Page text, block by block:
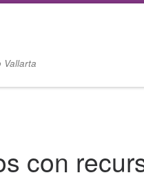
Vallarta
con